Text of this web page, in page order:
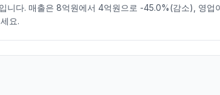
니다. 매출은 8억원에서 4억원으로 -45.0%(감소), 영
요.